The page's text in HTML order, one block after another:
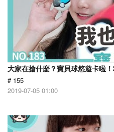
大家在搶什麼？寶貝球悠遊卡啦
# 155
2019-07-05 01:00